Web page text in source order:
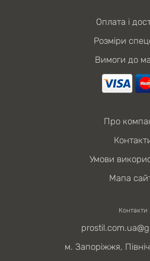
Оплата і
Розміри
Вимоги до
Про
Умови
Мапа
Контакти
м. Запоріжжя,